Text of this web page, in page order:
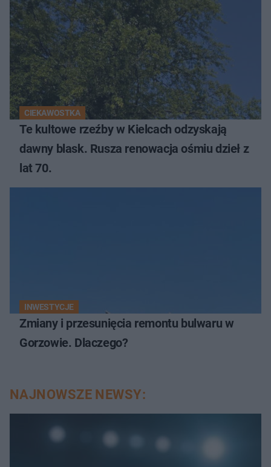
CIEKAWOSTKA
Te kultowe rzeźby w Kielcach odzyskają
dawny blask. Rusza renowacja ośmiu dzieł z
lat 70.
INWESTYCJE
Zmiany i przesunięcia remontu bulwaru w
Gorzowie. Dlaczego?
NAJNOWSZE NEWSY: